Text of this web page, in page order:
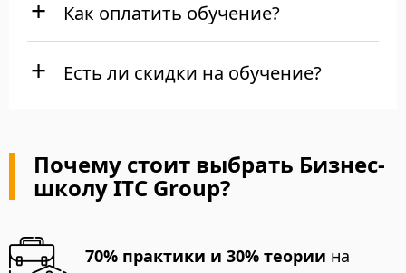
Как оплатить обучение?
Есть ли скидки на обучение?
Почему стоит выбрать Бизнес-
школу ITC Group?
70% практики и 30% теории на